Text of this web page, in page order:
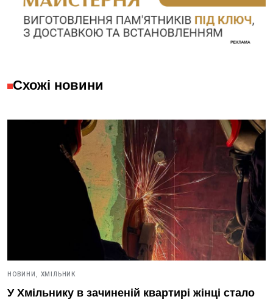
Схожі новини
НОВИНИ, ХМІЛЬНИК
У Хмільнику в зачиненій квартирі жінці стало